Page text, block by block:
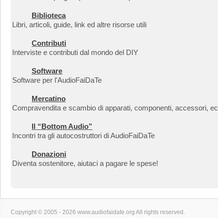
Biblioteca
Libri, articoli, guide, link ed altre risorse utili
Contributi
Interviste e contributi dal mondo del DIY
Software
Software per l'AudioFaiDaTe
Mercatino
Compravendita e scambio di apparati, componenti, accessori,
Il “Bottom Audio”
Incontri tra gli autocostruttori di AudioFaiDaTe
Donazioni
Diventa sostenitore, aiutaci a pagare le spese!
Copyright © 2005 - 2026 www.audiofaidate.org All rights reserved.